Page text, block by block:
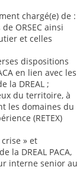
chargé(e) de :
ORSEC ainsi
et celles
dispositions
en lien avec les
la DREAL ;
du territoire, à
les domaines du
(RETEX)
» et
la DREAL PACA,
interne senior au